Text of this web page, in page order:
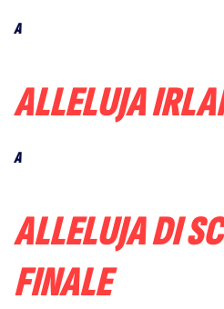
A
ALLELUJA
A
ALLELUJA DI
FINALE